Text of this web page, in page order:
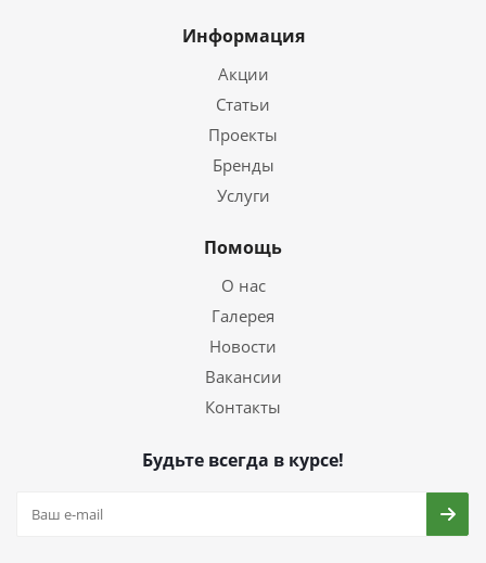
Информация
Акции
Статьи
Проекты
Бренды
Услуги
Помощь
О нас
Галерея
Новости
Вакансии
Контакты
Будьте всегда в курсе!